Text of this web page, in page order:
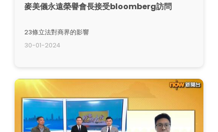
麥美儀永遠榮譽會長接受bloomberg訪問
23條立法對商界的影響
30-01-2024